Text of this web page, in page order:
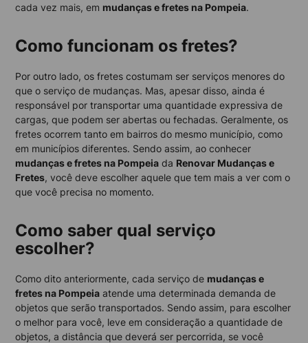
cada vez mais, em mudanças e fretes na Pompeia.
Como funcionam os fretes?
Por outro lado, os fretes costumam ser serviços menores do
que o serviço de mudanças. Mas, apesar disso, ainda é
responsável por transportar uma quantidade expressiva de
cargas, que podem ser abertas ou fechadas. Geralmente, os
fretes ocorrem tanto em bairros do mesmo município, como
em municípios diferentes. Sendo assim, ao conhecer
mudanças e fretes na Pompeia da Renovar Mudanças e
Fretes, você deve escolher aquele que tem mais a ver com o
que você precisa no momento.
Como saber qual serviço
escolher?
Como dito anteriormente, cada serviço de mudanças e
fretes na Pompeia atende uma determinada demanda de
objetos que serão transportados. Sendo assim, para escolher
o melhor para você, leve em consideração a quantidade de
objetos, a distância que deverá ser percorrida, se você